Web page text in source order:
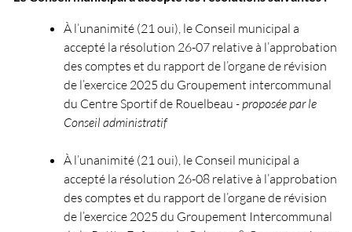
À l’unanimité (21 oui), le Conseil municipal a
accepté la résolution 26-07 relative à l’approbation
des comptes et du rapport de l’organe de révision
de l’exercice 2025 du Groupement intercommunal
du Centre Sportif de Rouelbeau - proposée par le
Conseil administratif
À l’unanimité (21 oui), le Conseil municipal a
accepté la résolution 26-08 relative à l’approbation
des comptes et du rapport de l’organe de révision
de l’exercice 2025 du Groupement Intercommunal